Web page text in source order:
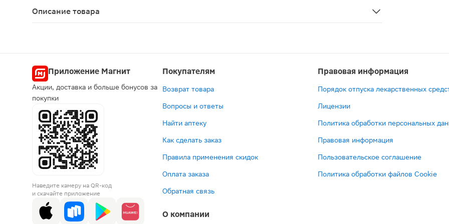
Описание товара
Приложение Магнит
Акции, доставка и больше бонусов за
покупки
Наведите камеру на QR-код
и скачайте приложение
Покупателям
Возврат товара
Вопросы и ответы
Найти аптеку
Как сделать заказ
Правила применения скидок
Оплата заказа
Обратная связь
О компании
Правовая информация
Порядок отпуска лекарственных
Лицензии
Политика обработки персональных
Правовая информация
Пользовательское соглашение
Политика обработки файлов Cookie